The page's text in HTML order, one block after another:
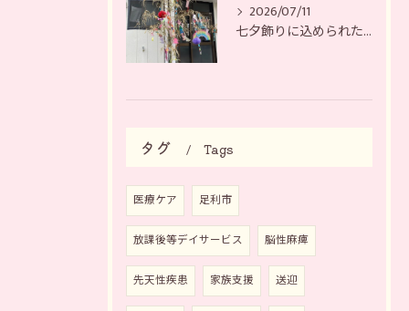
2026/07/11
七夕飾りに込められた、それぞれの願い
タグ Tags
医療ケア 足利市
放課後等デイサービス 脳性麻痺
先天性疾患 家族支援 送迎